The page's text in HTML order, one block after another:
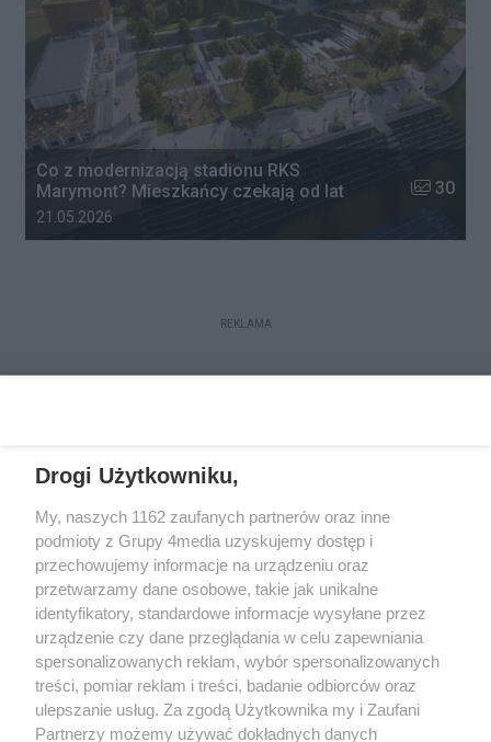
Co z modernizacją stadionu RKS
Marymont? Mieszkańcy czekają od lat
Liczba
30
Data dodania galerii:
21.05.2026
REKLAMA
Reklama Kontakt Regulamin
Dystrybucja
Regulamin prenumeraty
Polityka Prywatności
Zapisz się do newslettera
Dołącz do grona ludzi najlepiej poinformowanych!
Drogi Użytkowniku,
My, naszych 1162 zaufanych partnerów oraz inne
podmioty z Grupy 4media uzyskujemy dostęp i
przechowujemy informacje na urządzeniu oraz
przetwarzamy dane osobowe, takie jak unikalne
identyfikatory, standardowe informacje wysyłane przez
urządzenie czy dane przeglądania w celu zapewniania
spersonalizowanych reklam, wybór spersonalizowanych
treści, pomiar reklam i treści, badanie odbiorców oraz
ulepszanie usług. Za zgodą Użytkownika my i Zaufani
Partnerzy możemy używać dokładnych danych